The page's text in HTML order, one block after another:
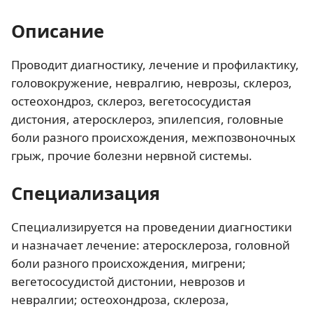
Описание
Проводит диагностику, лечение и профилактику,
головокружение, невралгию, неврозы, склероз,
остеохондроз, склероз, вегетососудистая
дистония, атеросклероз, эпилепсия, головные
боли разного происхождения, межпозвоночных
грыж, прочие болезни нервной системы.
Специализация
Специализируется на проведении диагностики
и назначает лечение: атеросклероза, головной
боли разного происхождения, мигрени;
вегетососудистой дистонии, неврозов и
невралгии; остеохондроза, склероза,